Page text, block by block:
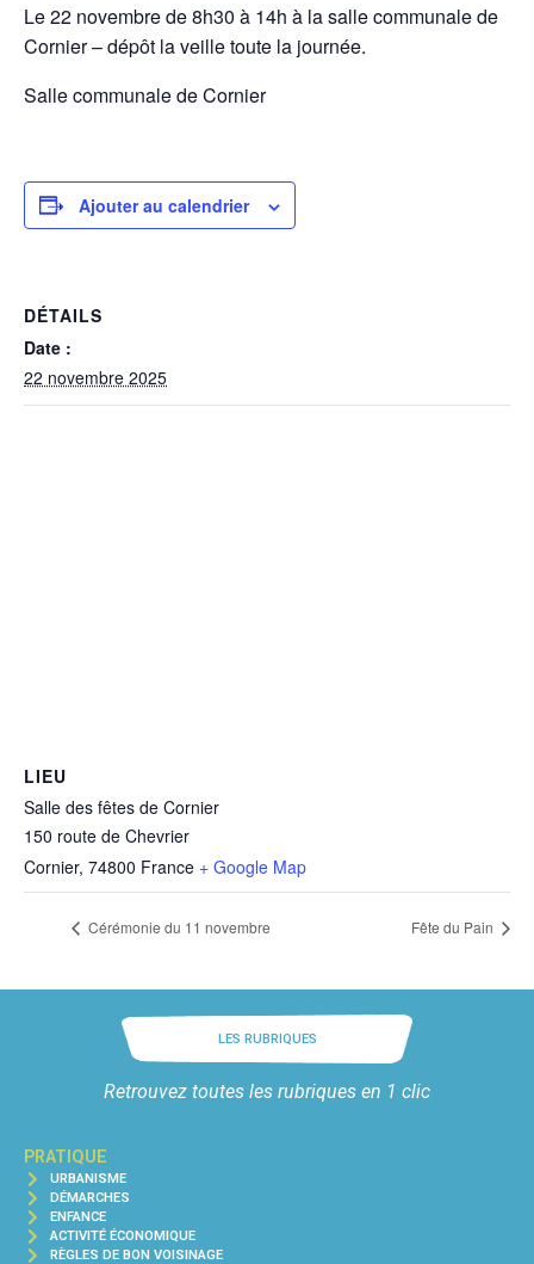
Le 22 novembre de 8h30 à 14h à la salle communale de
Cornier – dépôt la veille toute la journée.
Salle communale de Cornier
Ajouter au calendrier
DÉTAILS
Date :
22 novembre 2025
LIEU
Salle des fêtes de Cornier
150 route de Chevrier
Cornier, 74800 France + Google Map
Cérémonie du 11 novembre Fête du Pain
LES RUBRIQUES
Retrouvez toutes les rubriques en 1 clic
PRATIQUE
URBANISME
DÉMARCHES
ENFANCE
ACTIVITÉ ÉCONOMIQUE
RÈGLES DE BON VOISINAGE